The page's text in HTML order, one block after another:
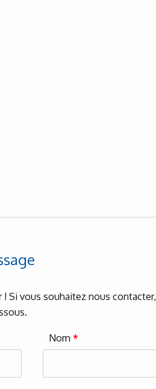
! Si vous souhaitez nous contacter,
Nom *